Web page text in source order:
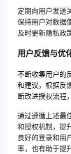
定期向用户发送
保持用户对数据
及时更新隐私政
用户反馈与优
不断收集用户的
和建议，根据反
断改进授权流程
通过遵循上述最
和授权机制，提
良好的登录和用
率，也有助于提